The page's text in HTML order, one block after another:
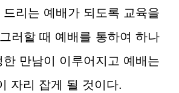
드리는 예배가 되도록 교육을
러할 때 예배를 통하여 하나
한 만남이 이루어지고 예배는
자리 잡게 될 것이다.